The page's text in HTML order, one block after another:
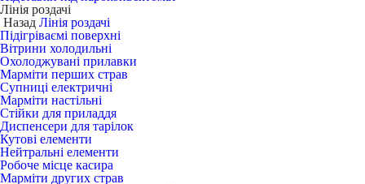
Лінія роздачі
Назад Лінія роздачі
Підігріваємі поверхні
Вітрини холодильні
Охолоджувані прилавки
Марміти перших страв
Супниці електричні
Марміти настільні
Стійки для приладдя
Диспенсери для тарілок
Кутові елементи
Нейтральні елементи
Робоче місце касира
Марміти других страв